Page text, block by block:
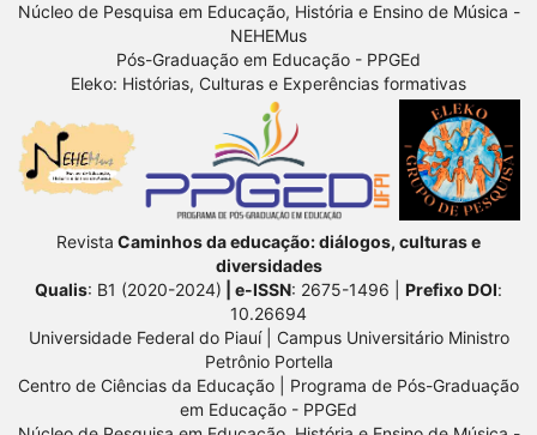
Núcleo de Pesquisa em Educação, História e Ensino de Música -
NEHEMus
Pós-Graduação em Educação - PPGEd
Eleko: Histórias, Culturas e Experências formativas
Revista Caminhos da educação: diálogos, culturas e
diversidades
Qualis: B1 (2020-2024) | e-ISSN: 2675-1496 | Prefixo DOI:
10.26694
Universidade Federal do Piauí | Campus Universitário Ministro
Petrônio Portella
Centro de Ciências da Educação | Programa de Pós-Graduação
em Educação - PPGEd